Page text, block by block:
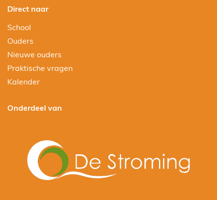
Direct naar
School
Ouders
Nieuwe ouders
Praktische vragen
Kalender
Onderdeel van